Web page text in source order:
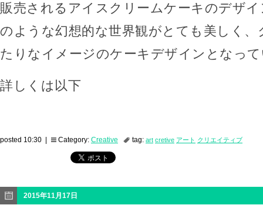
販売されるアイスクリームケーキのデザ
のような幻想的な世界観がとても美しく
たりなイメージのケーキデザインとなっ
詳しくは以下
posted 10:30 | Category: Creative tag: art cretive アート クリエイティブ
2015年11月17日